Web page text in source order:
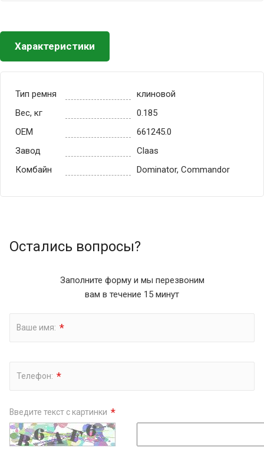
Характеристики
Тип ремня
клиновой
Вес, кг
0.185
OEM
661245.0
Завод
Claas
Комбайн
Dominator, Commandor
Остались вопросы?
Заполните форму и мы перезвоним
вам в течение 15 минут
Ваше имя: *
Телефон: *
Введите текст с картинки *